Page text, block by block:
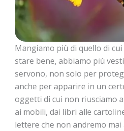
Mangiamo più di quello di
stare bene, abbiamo più
servono, non solo per
anche per apparire in un
oggetti di cui non riusciamo
ai mobili, dai libri alle
lettere che non andremo